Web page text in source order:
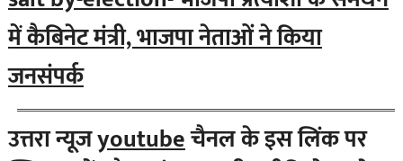
में कैबिनेट मंत्री, भाजपा नेताओं ने किया
जनसंपर्क
उत्तरा न्यूजyoutubeचैनल के इस लिंक पर